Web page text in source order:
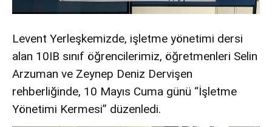
Levent Yerleşkemizde, işletme yönetimi dersi
alan 10IB sınıf öğrencilerimiz, öğretmenleri Selin
Arzuman ve Zeynep Deniz Dervişen
rehberliğinde, 10 Mayıs Cuma günü “İşletme
Yönetimi Kermesi” düzenledi.